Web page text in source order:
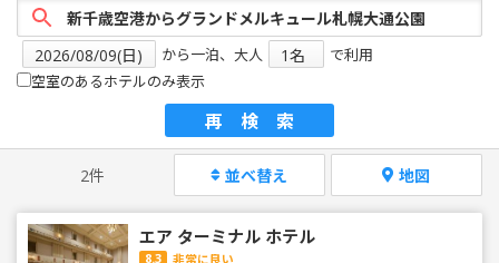
から一泊、大人
で利用
空室のあるホテルのみ表示
再検索
2件 並べ替え 地図
エア ターミナル ホテル
8.3 非常に良い